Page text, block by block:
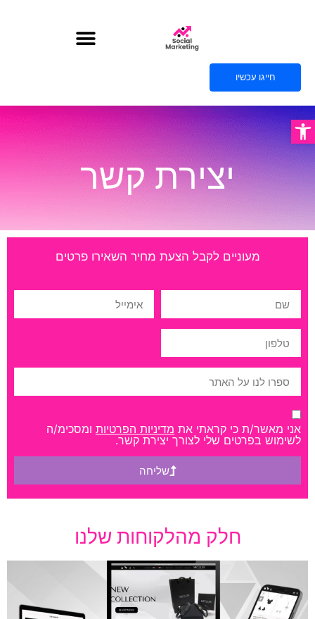
פתח סרגל נגישות
חייגו עכשיו
יצירת קשר
מעוניים לקבל הצעת מחיר השאירו פרטים
אני מאשר/ת כי קראתי את מדיניות הפרטיות ומסכימ/ה
לשימוש בפרטים שלי לצורך יצירת קשר.
שליחה
חלק מהלקוחות שלנו